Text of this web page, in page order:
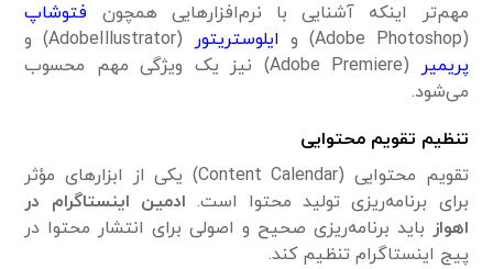
مهم‌تر اینکه آشنایی با نرم‌افزارهایی همچون فتوشاپ
(Adobe Photoshop) و
ایلوستریتور
(AdobeIllustrator) و
پریمیر
(Adobe Premiere) نیز یک ویژگی مهم محسوب
می‌شود.
تنظیم تقویم محتوایی
تقویم محتوایی (Content Calendar) یکی از ابزارهای مؤثر
برای برنامه‌ریزی تولید محتوا است. ادمین اینستاگرام در
اهواز باید برنامه‌ریزی صحیح و اصولی برای انتشار محتوا در
پیج اینستاگرام تنظیم کند.